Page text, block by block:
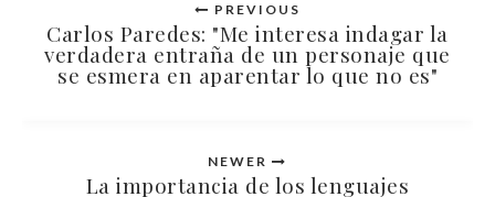
PREVIOUS
Carlos Paredes: "Me interesa indagar la
verdadera entraña de un personaje que
se esmera en aparentar lo que no es"
NEWER
La importancia de los lenguajes